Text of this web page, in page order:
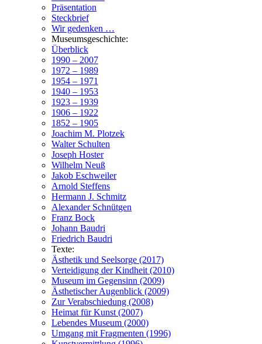
Präsentation
Steckbrief
Wir gedenken …
Museumsgeschichte:
Überblick
1990 – 2007
1972 – 1989
1954 – 1971
1940 – 1953
1923 – 1939
1906 – 1922
1852 – 1905
Joachim M. Plotzek
Walter Schulten
Joseph Hoster
Wilhelm Neuß
Jakob Eschweiler
Arnold Steffens
Hermann J. Schmitz
Alexander Schnütgen
Franz Bock
Johann Baudri
Friedrich Baudri
Texte:
Ästhetik und Seelsorge (2017)
Verteidigung der Kindheit (2010)
Museum im Gegensinn (2009)
Ästhetischer Augenblick (2009)
Zur Verabschiedung (2008)
Heimat für Kunst (2007)
Lebendes Museum (2000)
Umgang mit Fragmenten (1996)